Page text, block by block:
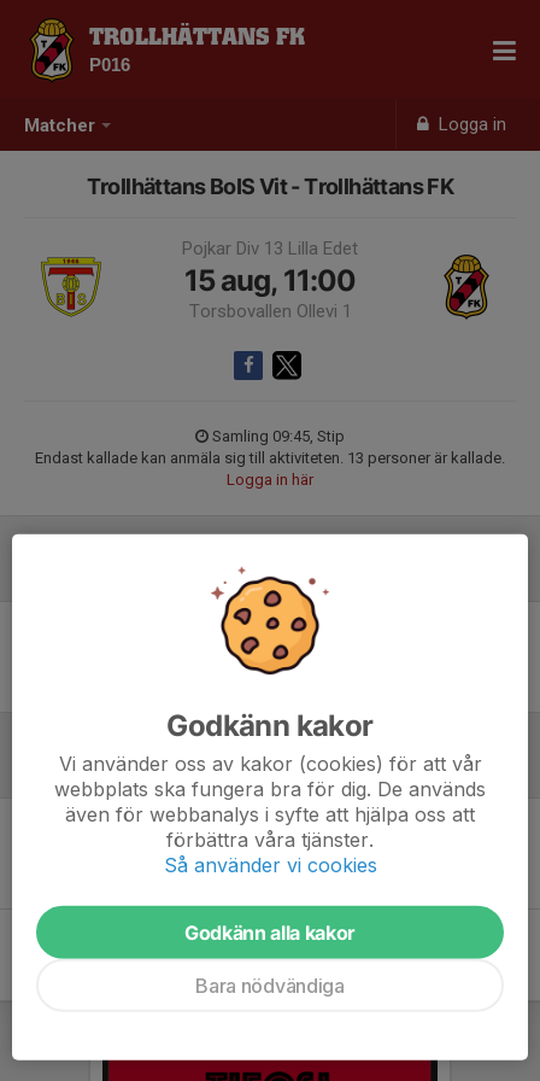
Matcher Logga in
TROLLHÄTTANS FK
P016
Trollhättans BoIS Vit - Trollhättans FK
Pojkar Div 13 Lilla Edet
15 aug, 11:00
Torsbovallen Ollevi 1
Samling 09:45, Stip
Endast kallade kan anmäla sig till aktiviteten. 13 personer är kallade.
Logga in här
Ingen uppställning ifylld
Inför match
Inget skrivet
Godkänn kakor
Vi använder oss av kakor (cookies) för att vår
webbplats ska fungera bra för dig. De används
även för webbanalys i syfte att hjälpa oss att
förbättra våra tjänster.
Så använder vi cookies
Godkänn alla kakor
Bara nödvändiga